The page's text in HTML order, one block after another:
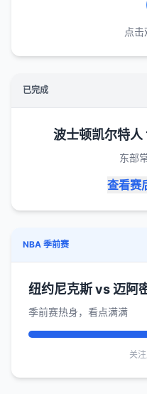
点
已完成
波士顿凯尔特
东部
查看赛
NBA 季前赛
纽约尼克斯 vs 迈阿
季前赛热身，看点满满
关